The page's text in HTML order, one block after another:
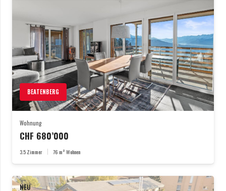
BEATENBERG
Wohnung
CHF 680’000
3.5Zimmer 76m² Wohnen
NEU